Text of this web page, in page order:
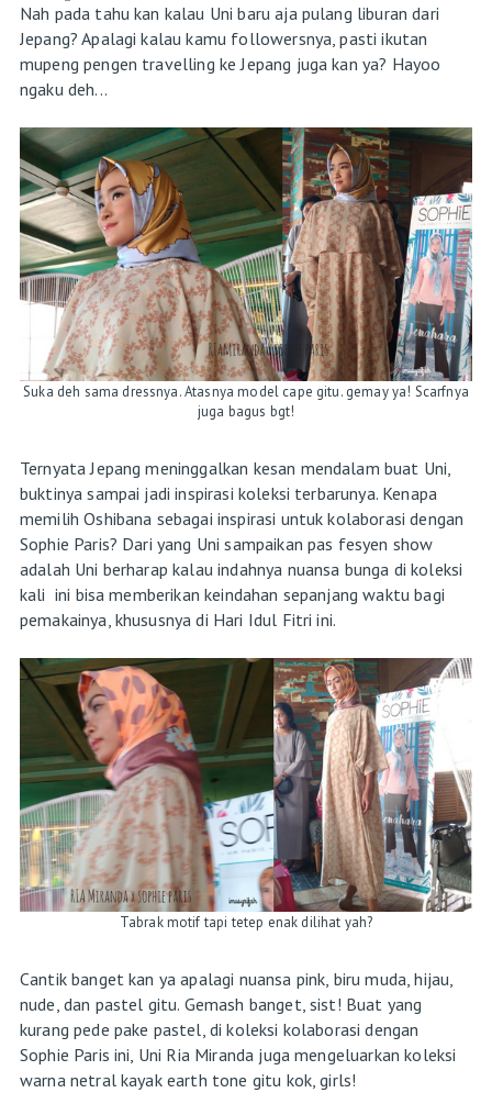
Nah pada tahu kan kalau Uni baru aja pulang liburan dari
Jepang? Apalagi kalau kamu followersnya, pasti ikutan
mupeng pengen travelling ke Jepang juga kan ya? Hayoo
ngaku deh...
Suka deh sama dressnya. Atasnya model cape gitu. gemay ya! Scarfnya
juga bagus bgt!
Ternyata Jepang meninggalkan kesan mendalam buat Uni,
buktinya sampai jadi inspirasi koleksi terbarunya. Kenapa
memilih Oshibana sebagai inspirasi untuk kolaborasi dengan
Sophie Paris? Dari yang Uni sampaikan pas fesyen show
adalah Uni berharap kalau indahnya nuansa bunga di koleksi
kali ini bisa memberikan keindahan sepanjang waktu bagi
pemakainya, khususnya di Hari Idul Fitri ini.
Tabrak motif tapi tetep enak dilihat yah?
Cantik banget kan ya apalagi nuansa pink, biru muda, hijau,
nude, dan pastel gitu. Gemash banget, sist! Buat yang
kurang pede pake pastel, di koleksi kolaborasi dengan
Sophie Paris ini, Uni Ria Miranda juga mengeluarkan koleksi
warna netral kayak earth tone gitu kok, girls!